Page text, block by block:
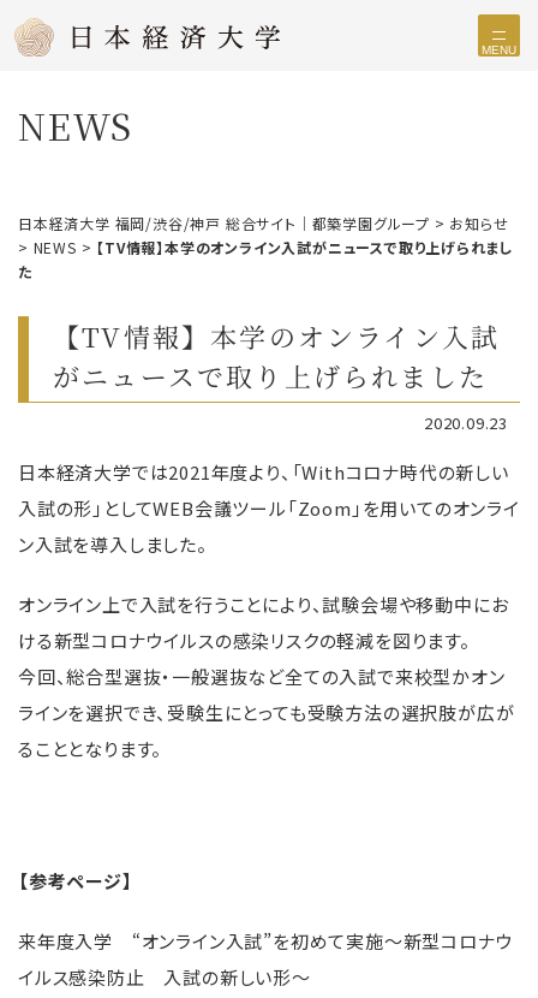
MENU
NEWS
日本経済大学 福岡/渋谷/神戸 総合サイト｜都築学園グループ > お知らせ
> NEWS > 【TV情報】本学のオンライン入試がニュースで取り上げられまし
た
【TV情報】本学のオンライン入試
がニュースで取り上げられました
2020.09.23
日本経済大学では2021年度より、「Withコロナ時代の新しい
入試の形」としてWEB会議ツール「Zoom」を用いてのオンライ
ン入試を導入しました。
オンライン上で入試を行うことにより、試験会場や移動中にお
ける新型コロナウイルスの感染リスクの軽減を図ります。
今回、総合型選抜・一般選抜など全ての入試で来校型かオン
ラインを選択でき、受験生にとっても受験方法の選択肢が広が
ることとなります。
【参考ページ】
来年度入学 “オンライン入試”を初めて実施～新型コロナウ
イルス感染防止 入試の新しい形～